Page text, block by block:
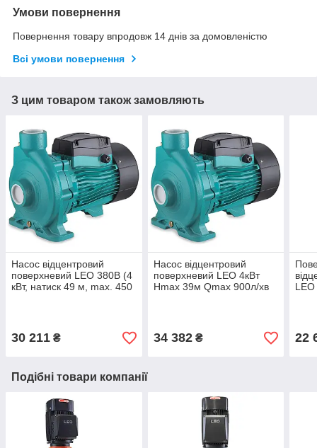
Умови повернення
Повернення товару впродовж 14 днів за домовленістю
Всі умови повернення
З цим товаром також замовляють
Насос відцентровий
поверхневий LEO 380В (4
кВт, натиск 49 м, max. 450
30 211 ₴
Насос відцентровий
поверхневий LEO 4кВт
Hmax 39м Qmax 900л/хв
34 382₴ 22
Подібні товари компанії